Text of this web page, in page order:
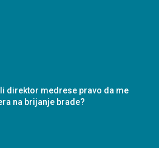
li direktor medrese pravo da me
na brijanje brade?